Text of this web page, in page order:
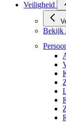
Veiligheid
Bekijk